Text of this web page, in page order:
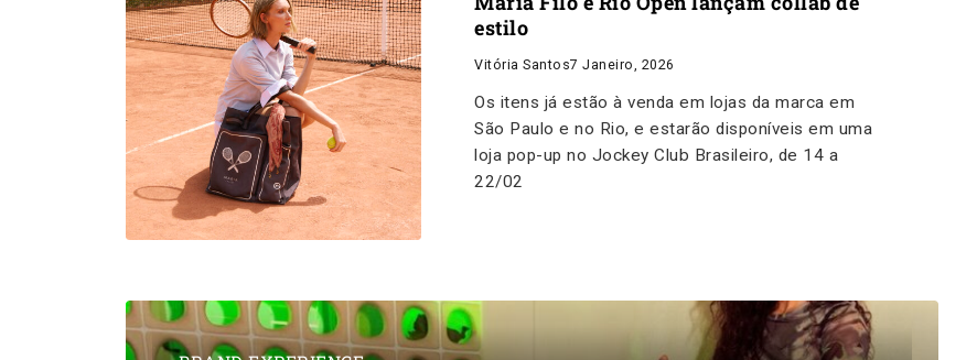
estilo
Vitória Santos7 Janeiro, 2026
Os itens já estão à venda em lojas da marca em
São Paulo e no Rio, e estarão disponíveis em uma
loja pop-up no Jockey Club Brasileiro, de 14 a
22/02